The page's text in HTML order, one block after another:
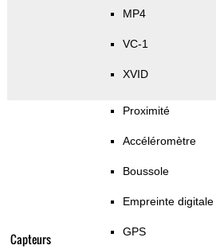
MP4
VC-1
XVID
Capteurs
Proximité
Accéléromètre
Boussole
Empreinte digitale
GPS